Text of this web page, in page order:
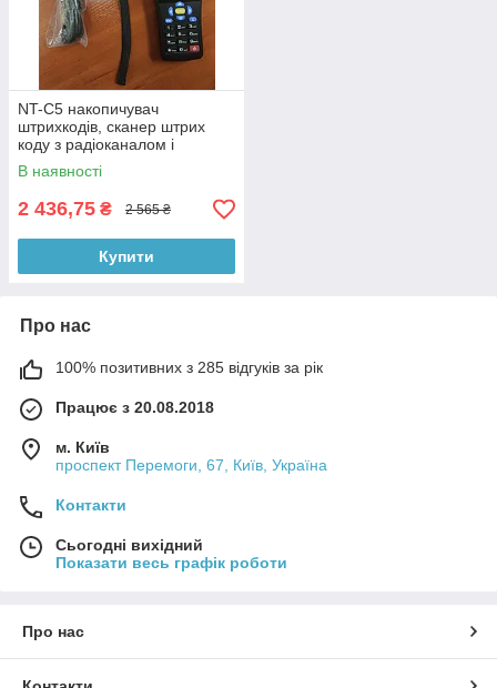
NT-C5 накопичувач
штрихкодів, сканер штрих
коду з радіоканалом і
пам'яттю
В наявності
2 436,75 ₴ 2 565 ₴
Купити
Про нас
100% позитивних з 285 відгуків за рік
Працює з 20.08.2018
м. Київ
проспект Перемоги, 67, Київ, Україна
Контакти
Сьогодні вихідний
Показати весь графік роботи
Про нас